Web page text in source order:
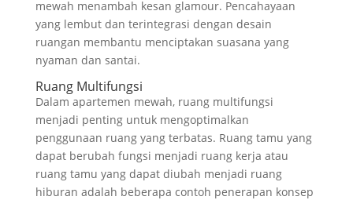
mewah menambah kesan glamour. Pencahayaan
yang lembut dan terintegrasi dengan desain
ruangan membantu menciptakan suasana yang
nyaman dan santai.
Ruang Multifungsi
Dalam apartemen mewah, ruang multifungsi
menjadi penting untuk mengoptimalkan
penggunaan ruang yang terbatas. Ruang tamu yang
dapat berubah fungsi menjadi ruang kerja atau
ruang tamu yang dapat diubah menjadi ruang
hiburan adalah beberapa contoh penerapan konsep